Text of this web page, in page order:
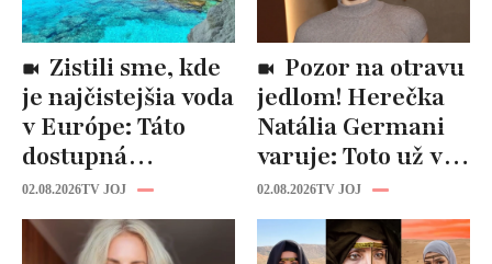
je najčistejšia voda
v Európe: Táto
dostupná
destinácia je len 3
hodiny od
Slovenska
02.08.2026TV JOJ
jedlom! Herečka
Natália Germani
varuje: Toto už v
lete nikdy nebude
jesť!
02.08.2026TV JOJ